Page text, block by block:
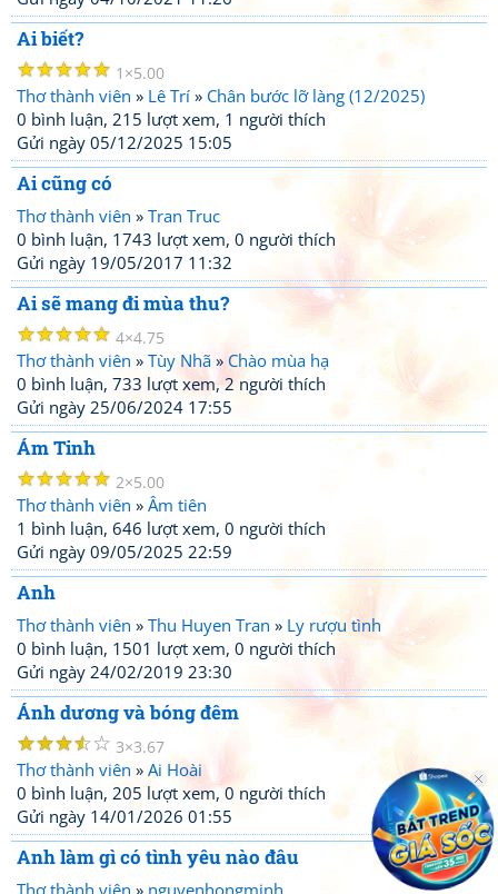
Ai biết?
☆
☆
☆
☆
☆ 1 5.00
Thơ thành viên » Lê Trí » Chân bước lỡ làng (12/2025)
0 bình luận, 215 lượt xem, 1 người thích
Gửi ngày 05/12/2025 15:05
Ai cũng có
Thơ thành viên » Tran Truc
0 bình luận, 1743 lượt xem, 0 người thích
Gửi ngày 19/05/2017 11:32
Ai sẽ mang đi mùa thu?
☆
☆
☆
☆
☆ 4 4.75
Thơ thành viên » Tùy Nhã » Chào mùa hạ
0 bình luận, 733 lượt xem, 2 người thích
Gửi ngày 25/06/2024 17:55
Ám Tinh
☆
☆
☆
☆
☆ 2 5.00
Thơ thành viên » Âm tiên
1 bình luận, 646 lượt xem, 0 người thích
Gửi ngày 09/05/2025 22:59
Anh
Thơ thành viên » Thu Huyen Tran » Ly rượu tình
0 bình luận, 1501 lượt xem, 0 người thích
Gửi ngày 24/02/2019 23:30
Ánh dương và bóng đêm
☆
☆
☆
☆
☆ 3 3.67
Thơ thành viên » Ai Hoài
0 bình luận, 205 lượt xem, 0 người thích
Gửi ngày 14/01/2026 01:55
Anh làm gì có tình yêu nào đâu
Thơ thành viên » nguyenhongminh